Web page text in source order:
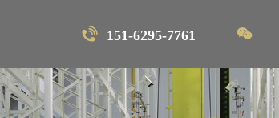
151-6295-7761
首页
软件系统